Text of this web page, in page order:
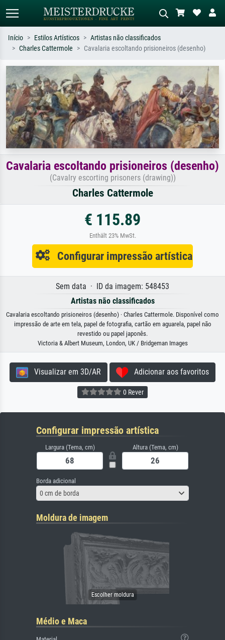
Pesquise por artista, título ou estilo –
ex: Monet, Noite Estrelada,
impressionismo, onda de Hokusai, nu.
Descreva a cena – ex: prado verde,
abstrato com muito vermelho, pintura
a óleo escura, nu em pé ao lado de
uma árvore.
Início Estilos Artísticos
Artistas não classificados
Charles Cattermole
Cavalaria escoltando prisioneiros (desenho)
Cavalaria escoltando prisioneiros (desenho)
(Cavalry escorting prisoners (drawing))
Charles Cattermole
€ 115.89
Enthält 23% MwSt.
Configurar impressão artística
Sem data · ID da imagem: 548453
Artistas não classificados
Cavalaria escoltando prisioneiros (desenho) · Charles Cattermole. Disponível como
impressão de arte em tela, papel de fotografia, cartão em aguarela, papel não
revestido ou papel japonês.
Victoria & Albert Museum, London, UK / Bridgeman Images
Visualizar em 3D/AR Adicionar aos favoritos
0 Rever
Configurar impressão artística
Largura (Tema, cm) Altura (Tema, cm)
Borda adicional
0 cm de borda
Moldura de imagem
Médio e Maca